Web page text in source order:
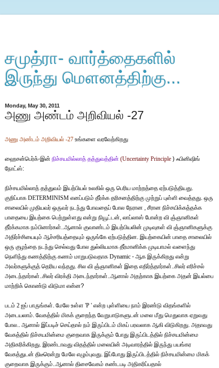
சமுத்ரா- வார்த்தைகளில்
இருந்து மௌனத்திற்கு...
Monday, May 30, 2011
அணு அண்டம் அறிவியல் -27
அணு அண்டம் அறிவியல் -27 உங்களை வரவேற்கிறது
ஹைசன்பெர்க்-இன் நிச்சயமில்லாத் தத்துவத்தின் (Uncertainty Principle ) ஃபினிஷிங்
நோட்ஸ்:
நிச்சயமில்லாத் தத்துவம் இயற்பியல் உலகில் ஒரு பெரிய மாற்றத்தை ஏற்படுத்தியது.
குறிப்பாக DETERMINISM எனப்படும் தீர்க்க தரிசனத்திற்கு முற்றுப் புள்ளி வைத்தது. ஒரு
சாலையில் முதியவர் ஒருவர் நடந்து போவதைப் போல நேரான , சீரான நிச்சயிக்கத்தக்க
பாதையை இயற்கை பெற்றுள்ளது என்று நியூட்டன், லாப்லாஸ் போன்ற வி ஞ்ஞானிகள்
தீர்க்கமாக நம்பினார்கள்..ஆனால் குவாண்டம் இயற்பியலின் முடிவுகள் வி ஞ்ஞானிகளுக்கு
அதிர்ச்சியையும் ஆச்சரியத்தையும் ஒருங்கே ஏற்படுத்தின. இயற்கையின் பாதை சாலையில்
ஒரு குழந்தை நடந்து செல்வது போல துல்லியமாக தீர்மானிக்க முடியாமல் வளைந்து
நெளிந்து கணத்திற்கு கணம் மாறுபடுவதாக Dynamic - ஆக இருக்கிறது என்று
அவர்களுக்குத் தெரிய வந்தது. சில வி ஞ்ஞானிகள் இதை எதிர்த்தார்கள்..சிலர் எரிச்சல்
அடைந்தார்கள்..சிலர் விரக்தி அடைந்தார்கள்..ஆனால் அதற்காக இயற்கை அதன் இயல்பை
மாற்றிக் கொண்டு விடுமா என்ன?
படம் 2 ஐப் பாருங்கள். மேலே உள்ள 'P ' என்ற புள்ளியை நாம் இரண்டு விதங்களில்
அடையலாம். வேகத்தில் மிகக் குறைந்த வேறுபாடுகளுடன் மலை மீது மெதுவாக ஏறுவது
போல.. ஆனால் இப்படிச் செய்தால் நம் இருப்பிடம் மிகப் பரவலாக ஆகி விடுகிறது. அதாவது
வேகத்தில் நிச்சயமின்மை குறைவாக இருக்கும் போது இருப்பிடத்தில் நிச்சயமின்மை
அதிகரிக்கிறது. இரண்டாவது விதத்தில் மலையின் அடிவாரத்தில் இருந்து பயங்கர
வேகத்துடன் திடீரென்று மேலே எழும்புவது. இப்போது இருப்பிடத்தில் நிச்சயமின்மை மிகக்
குறைவாக இருக்கும்..ஆனால் திசைவேகம் கண்டபடி அதிகரிப்பதால்